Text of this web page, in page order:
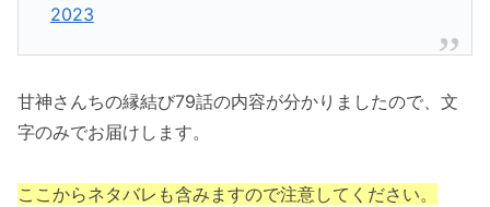
2023
甘神さんちの縁結び79話の内容が分かりましたので、文
字のみでお届けします。
ここからネタバレも含みますので注意してください。